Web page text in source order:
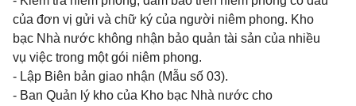
của đơn vị gửi và chữ ký của người niêm phong. Kho
bạc Nhà nước không nhận bảo quản tài sản của nhiều
vụ việc trong một gói niêm phong.
- Lập Biên bản giao nhận (Mẫu số 03).
- Ban Quản lý kho của Kho bạc Nhà nước cho